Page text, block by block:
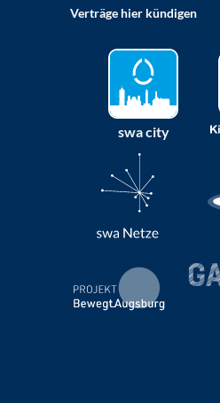
Verträge hier kündigen
swa city